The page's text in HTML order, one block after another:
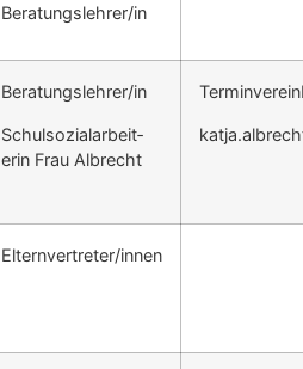
Beratungslehrer/in
Beratungslehrer/in
Schul­sozialar­bei­t­
erin Frau Albrecht
Elternvertreter/innen